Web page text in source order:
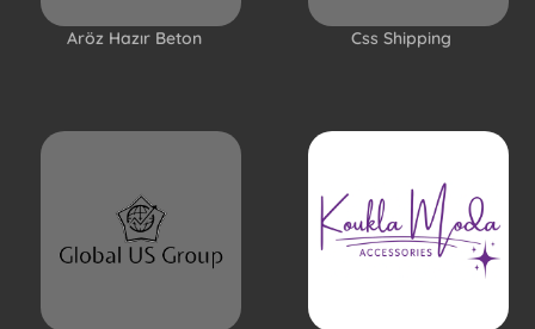
Aröz Hazır Beton Css Shipping